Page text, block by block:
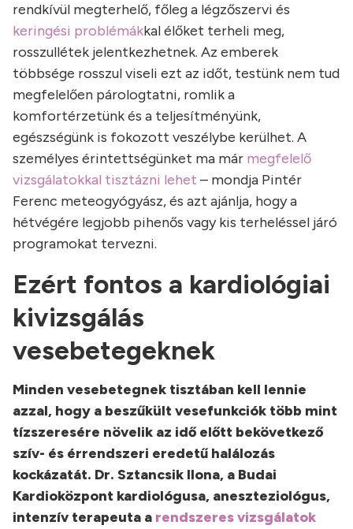
rendkívül megterhelő, főleg a légzőszervi és
keringési problémákkal élőket terheli meg,
rosszullétek jelentkezhetnek. Az emberek
többsége rosszul viseli ezt az időt, testünk nem tud
megfelelően párologtatni, romlik a
komfortérzetünk és a teljesítményünk,
egészségünk is fokozott veszélybe kerülhet. A
személyes érintettségünket ma már megfelelő
vizsgálatokkal tisztázni lehet – mondja Pintér
Ferenc meteogyógyász, és azt ajánlja, hogy a
hétvégére legjobb pihenős vagy kis terheléssel járó
programokat tervezni.
Ezért fontos a kardiológiai
kivizsgálás
vesebetegeknek
Minden vesebetegnek tisztában kell lennie
azzal, hogy a beszűkült vesefunkciók több mint
tízszeresére növelik az idő előtt bekövetkező
szív- és érrendszeri eredetű halálozás
kockázatát. Dr. Sztancsik Ilona, a Budai
Kardioközpont kardiológusa, aneszteziológus,
intenzív terapeuta a rendszeres vizsgálatok